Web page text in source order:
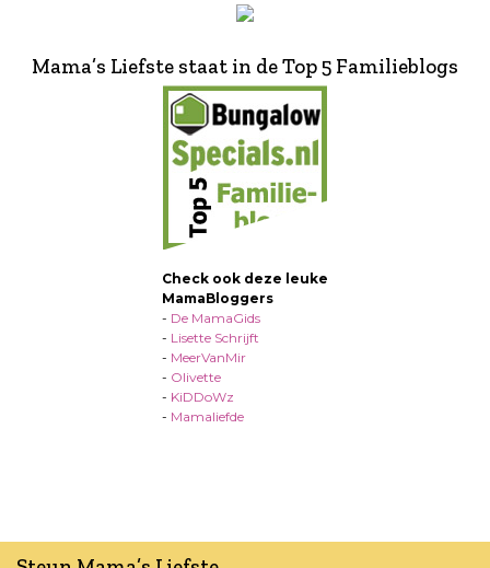
Mama’s Liefste staat in de Top 5 Familieblogs
Check ook deze leuke
MamaBloggers
- De MamaGids
- Lisette Schrijft
- MeerVanMir
- Olivette
- KiDDoWz
- Mamaliefde